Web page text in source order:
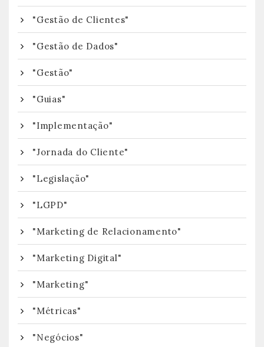
"Gestão de Clientes"
"Gestão de Dados"
"Gestão"
"Guias"
"Implementação"
"Jornada do Cliente"
"Legislação"
"LGPD"
"Marketing de Relacionamento"
"Marketing Digital"
"Marketing"
"Métricas"
"Negócios"